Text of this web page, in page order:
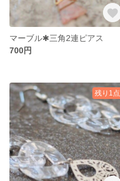
マーブル✱三角2連ピアス
700円
残り1点